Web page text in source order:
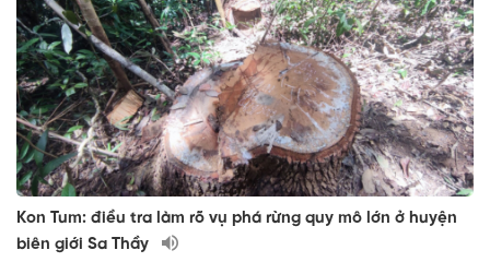
Kon Tum: điều tra làm rõ vụ phá rừng quy mô lớn ở huyện
biên giới Sa Thầy